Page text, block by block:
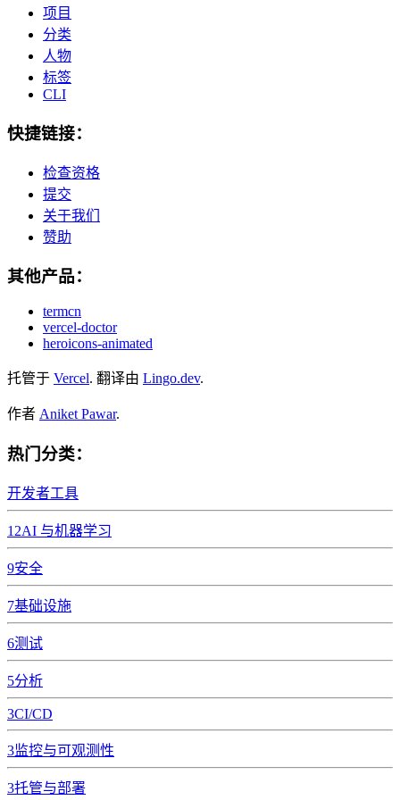
项目
分类
人物
标签
CLI
快捷链接：
检查资格
提交
关于我们
赞助
其他产品：
termcn
vercel-doctor
heroicons-animated
托管于 Vercel. 翻译由 Lingo.dev.
作者 Aniket Pawar.
热门分类：
开发者工具
12AI 与机器学习
9安全
7基础设施
6测试
5分析
3CI/CD
3监控与可观测性
3托管与部署